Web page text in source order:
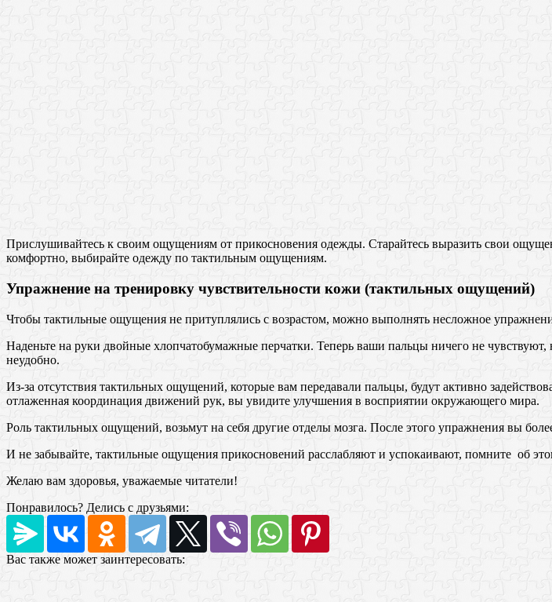
Прислушивайтесь к своим ощущениям от прикосновения одежды. Старайтесь выразить свои
комфортно, выбирайте одежду по тактильным ощущениям.
Упражнение на тренировку чувствительности кожи (тактильных ощущений)
Чтобы тактильные ощущения не притуплялись с возрастом, можно выполнять несложное
Наденьте на руки двойные хлопчатобумажные перчатки. Теперь ваши пальцы ничего не
неудобно.
Из-за отсутствия тактильных ощущений, которые вам передавали пальцы, будут активно
отлаженная координация движений рук, вы увидите улучшения в восприятии окружающего мира.
Роль тактильных ощущений, возьмут на себя другие отделы мозга. После этого упражнения вы
И не забывайте, тактильные ощущения прикосновений расслабляют и успокаивают, помните об
Желаю вам здоровья, уважаемые читатели!
Понравилось? Делись с друзьями:
Вас также может заинтересовать: